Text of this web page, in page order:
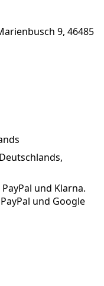
9, 46485
s
und Klarna.
und Google